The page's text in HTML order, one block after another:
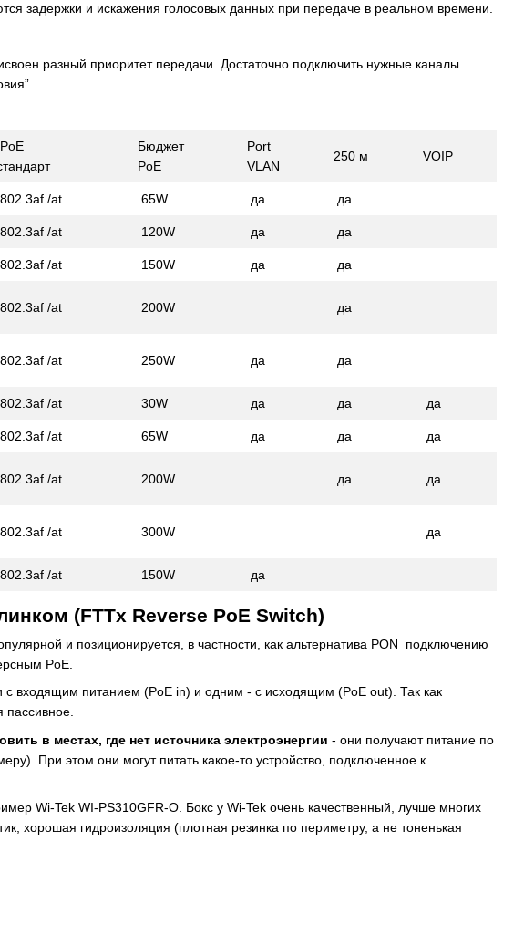
задержки и искажения голосовых данных при передаче в реальном времени.
разный приоритет передачи. Достаточно подключить нужные каналы
PoE
Бюджет
PoE
Port
VLAN
250 м VOIP
802.3af /at 65W да да
802.3af /at 120W да да
802.3af /at 150W да да
802.3af /at 200W да
802.3af /at 250W да да
802.3af /at 30W да да да
802.3af /at 65W да да да
802.3af /at 200W да да
802.3af /at 300W да
802.3af /at 150W да
(FTTx Reverse PoE Switch)
и позиционируется, в частности, как альтернатива PON подключению
PoE.
входящим питанием (PoE in) и одним - с исходящим (PoE out). Так как
пассивное.
в местах, где нет источника электроэнергии - они получают питание по
При этом они могут питать какое-то устройство, подключенное к
Wi-Tek WI-PS310GFR-O . Бокс у Wi-Tek очень качественный, лучше многих
хорошая гидроизоляция (плотная резинка по периметру, а не тоненькая